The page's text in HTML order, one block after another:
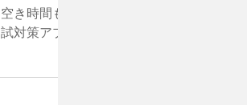
空き時間も上手く使える！大学入
試対策アプリ